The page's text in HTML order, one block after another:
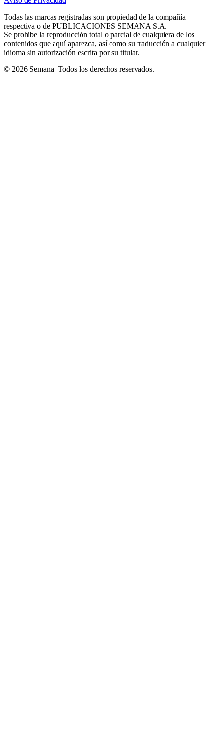
newnewnew
window
new
windowwindow
new
window
Todas las marcas registradas son propiedad de la compañía
respectiva o de PUBLICACIONES SEMANA S.A.
Se prohíbe la reproducción total o parcial de cualquiera de los
contenidos que aquí aparezca, así como su traducción a cualquier
idioma sin autorización escrita por su titular.
© 2026 Semana. Todos los derechos reservados.